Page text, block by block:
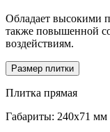
Обладает высокими
также повышенной
воздействиям.
Размер плитки
Плитка прямая
Габариты: 240х71 мм